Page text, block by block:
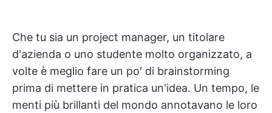
Che tu sia un project manager, un titolare
d'azienda o uno studente molto organizzato, a
volte è meglio fare un po' di brainstorming
prima di mettere in pratica un'idea. Un tempo, le
menti più brillanti del mondo annotavano le loro